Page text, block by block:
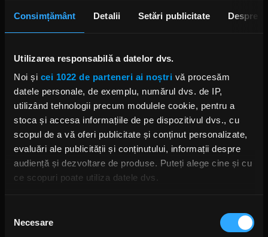
Consimțământ Detalii Setări publicitate Despre
Utilizarea responsabilă a datelor dvs.
Noi și cei 1022 de parteneri ai noștri vă procesăm
datele personale, de exemplu, numărul dvs. de IP,
utilizând tehnologii precum modulele cookie, pentru a
stoca și accesa informațiile de pe dispozitivul dvs., cu
scopul de a vă oferi publicitate și conținut personalizate,
evaluări ale publicității și conținutului, informații despre
audiență și dezvoltare de produse. Puteți alege cine și cu
ce scopuri poate utiliza datele dvs.
Să colectăm informațiile cu privire la locația dvs.
consimțământului
Necesare
căreia își va dezvălui steaua, a 2.743-a de pe
6212, în fața magazinului de discuri Amoeba Music,
walkoffame.com.
BILLY IDOL HOLLYWOOD WALK OF FAME HOLLYWOOD BOULEVARD
STEA BILLY IDOL HOLLYWOOD WALK OF FAME REBEL YELL
DANCING WITH MYSELF